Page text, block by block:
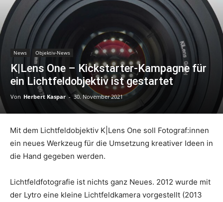
News Objektiv-News
K|Lens One – Kickstarter-Kampagne für
ein Lichtfeldobjektiv ist gestartet
Von Herbert Kaspar - 30. November 2021
Mit dem Lichtfeldobjektiv K|Lens One soll Fotograf:innen
ein neues Werkzeug für die Umsetzung kreativer Ideen in
die Hand gegeben werden.
Lichtfeldfotografie ist nichts ganz Neues. 2012 wurde mit
der Lytro eine kleine Lichtfeldkamera vorgestellt (2013